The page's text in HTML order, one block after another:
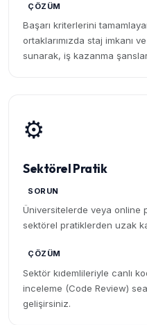
ÇÖZÜM
Başarı kriterlerini
ortaklarımızda staj imkanı
sunarak, iş kazanma
⚙️
Sektörel Pratik
SORUN
Üniversitelerde veya online
sektörel pratiklerden uzak
ÇÖZÜM
Sektör kıdemlileriyle canlı
inceleme (Code Review)
gelişirsiniz.